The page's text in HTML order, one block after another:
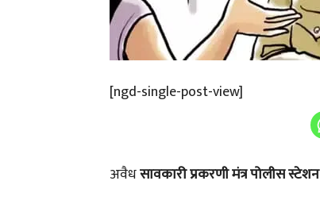
[ngd-single-post-view]
अवैधसावकारी प्रकरणी मंत्र पोलीस